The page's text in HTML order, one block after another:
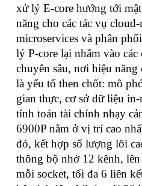
xử lý E-core hướng tới
năng cho các tác vụ
microservices và phân
lý P-core lại nhắm vào
chuyên sâu, nơi hiệu
là yếu tố then chốt: mô
gian thực, cơ sở dữ liệu
tính toán tài chính nhạy
6900P nằm ở vị trí cao
đó, kết hợp số lượng lõi
thông bộ nhớ 12 kênh,
mỗi socket, tối đa 6 liên